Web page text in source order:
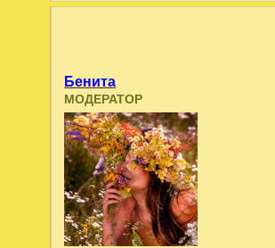
Бенита
МОДЕРАТОР